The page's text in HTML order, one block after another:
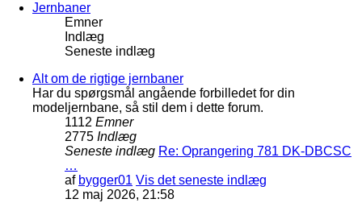
Jernbaner
Emner
Indlæg
Seneste indlæg
Alt om de rigtige jernbaner
Har du spørgsmål angående forbilledet for din
modeljernbane, så stil dem i dette forum.
1112 Emner
2775 Indlæg
Seneste indlæg Re: Oprangering 781 DK-DBCSC
…
af bygger01 Vis det seneste indlæg
12 maj 2026, 21:58